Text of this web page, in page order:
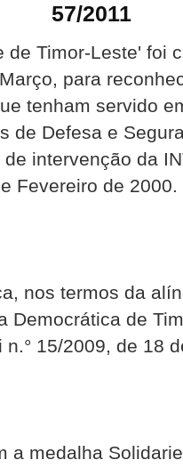
57/2011
de Timor-Leste' foi
para
tenham servido
de Defesa e
intervenção da
Fevereiro de 2000.
nos termos da
Democrática de
n.° 15/2009, de 18
medalha